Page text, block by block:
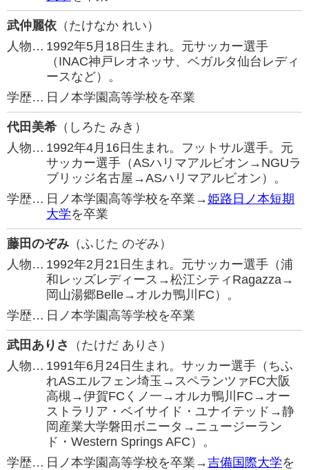
武仲麗依 （たけなか れい）
人物… 1992年5月18日生まれ。元サッカー選手
（INAC神戸レオネッサ、ベガルタ仙台レディ
ースなど）。
学歴… 日ノ本学園高等学校を卒業
代田美希 （しろた みき）
人物… 1992年4月16日生まれ。フットサル選手。元
サッカー選手（ASハリマアルビオン→NGUラ
ブリッジ名古屋→ASハリマアルビオン）。
学歴… 日ノ本学園高等学校を卒業→姫路日ノ本短期
大学を卒業
藤田のぞみ （ふじた のぞみ）
人物… 1992年2月21日生まれ。元サッカー選手（浦
和レッズレディース→松江シティRagazza→
岡山湯郷Belle→オルカ鴨川FC）。
学歴… 日ノ本学園高等学校を卒業
武田ありさ
（たけだ ありさ）
人物… 1991年6月24日生まれ。サッカー選手（ちふ
れASエルフェン埼玉→スペランツァFC大阪
高槻→伊賀FCくノ一→オルカ鴨川FC→オー
ストラリア・ベイサイド・ユナイテッド→静
岡産業大学磐田ボニータ→ニュージーラン
ド・Western Springs AFC）。
学歴… 日ノ本学園高等学校を卒業→吉備国際大学を